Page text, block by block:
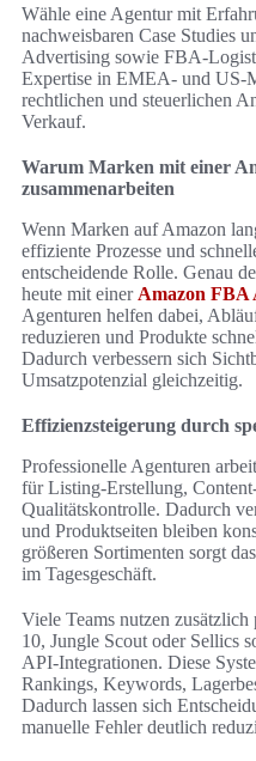
Wähle eine Agentur mit
nachweisbaren Case Studies
Advertising sowie FBA-
Expertise in EMEA- und US-
rechtlichen und steuerlichen
Verkauf.
Warum Marken mit einer
zusammenarbeiten
Wenn Marken auf Amazon
effiziente Prozesse und
entscheidende Rolle. Genau
heute mit einer Amazon FBA
Agenturen helfen dabei,
reduzieren und Produkte
Dadurch verbessern sich
Umsatzpotenzial gleichzeitig.
Effizienzsteigerung durch
Professionelle Agenturen
für Listing-Erstellung,
Qualitätskontrolle. Dadurch
und Produktseiten bleiben
größeren Sortimenten sorgt
im Tagesgeschäft.
Viele Teams nutzen
10, Jungle Scout oder Sellics
API-Integrationen. Diese
Rankings, Keywords,
Dadurch lassen sich
manuelle Fehler deutlich